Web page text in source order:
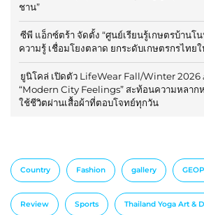
ชาน”
ซีพี แอ็กซ์ตร้า จัดตั้ง “ศูนย์เรียนรู้เกษตรบ้านโ
ความรู้ เชื่อมโยงตลาด ยกระดับเกษตรกรไทย
ยูนิโคล่ เปิดตัว LifeWear Fall/Winter 2026
“Modern City Feelings” สะท้อนความหลาก
ใช้ชีวิตผ่านเสื้อผ้าที่ตอบโจทย์ทุกวัน
Country Fashion gallery
Review Sports Thailand Yoga Art &